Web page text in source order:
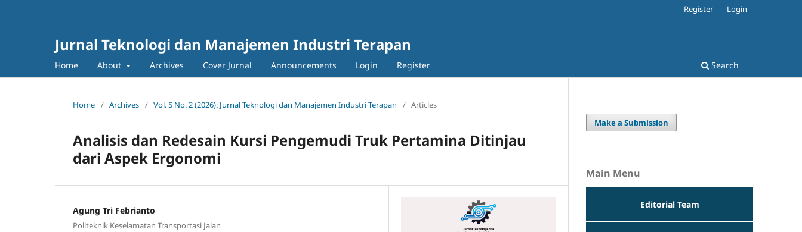
Jurnal Teknologi dan Manajemen Industri Terapan
Home About Archives Cover Jurnal Announcements Login Register Search
Register Login
Home / Archives / Vol. 5 No. 2 (2026): Jurnal Teknologi dan Manajemen Industri Terapan / Articles
Analisis dan Redesain Kursi Pengemudi Truk Pertamina Ditinjau
dari Aspek Ergonomi
Agung Tri Febrianto
Politeknik Keselamatan Transportasi Jalan
Make a Submission
Main Menu
Editorial Team